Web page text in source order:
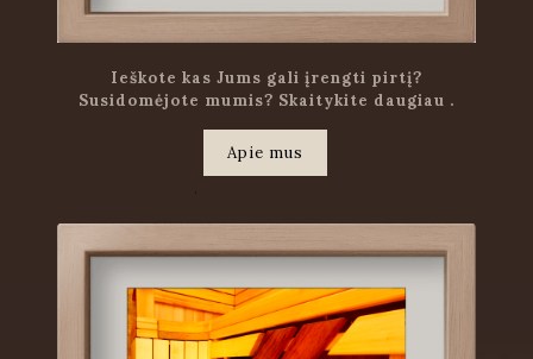
Ieškote kas Jums gali įrengti pirtį?
Susidomėjote mumis? Skaitykite daugiau .
.
Apie mus